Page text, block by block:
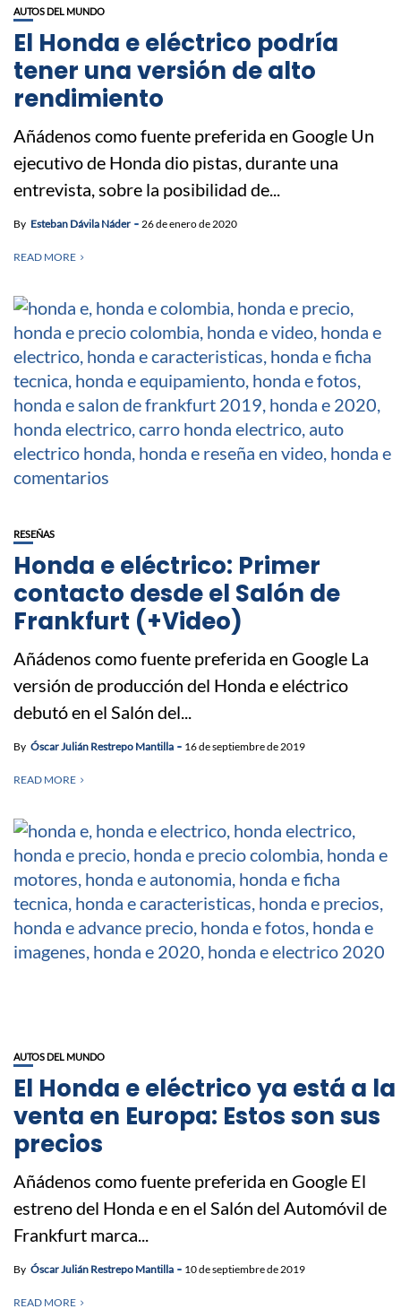
AUTOS DEL MUNDO
El Honda e eléctrico podría
tener una versión de alto
rendimiento
Añádenos como fuente preferida en Google Un
ejecutivo de Honda dio pistas, durante una
entrevista, sobre la posibilidad de...
By Esteban Dávila Náder 26 de enero de 2020
READ MORE
RESEÑAS
Honda e eléctrico: Primer
contacto desde el Salón de
Frankfurt (+Video)
Añádenos como fuente preferida en Google La
versión de producción del Honda e eléctrico
debutó en el Salón del...
By Óscar Julián Restrepo Mantilla 16 de septiembre de 2019
READ MORE
AUTOS DEL MUNDO
El Honda e eléctrico ya está a la
venta en Europa: Estos son sus
precios
Añádenos como fuente preferida en Google El
estreno del Honda e en el Salón del Automóvil de
Frankfurt marca...
By Óscar Julián Restrepo Mantilla 10 de septiembre de 2019
READ MORE